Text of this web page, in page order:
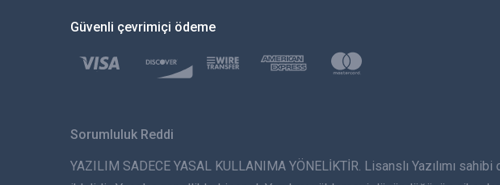
Güvenli çevrimiçi ödeme
Sorumluluk Reddi
YAZILIM SADECE YASAL KULLANIMA YÖNELİKTİR. Lisanslı Yazılımı